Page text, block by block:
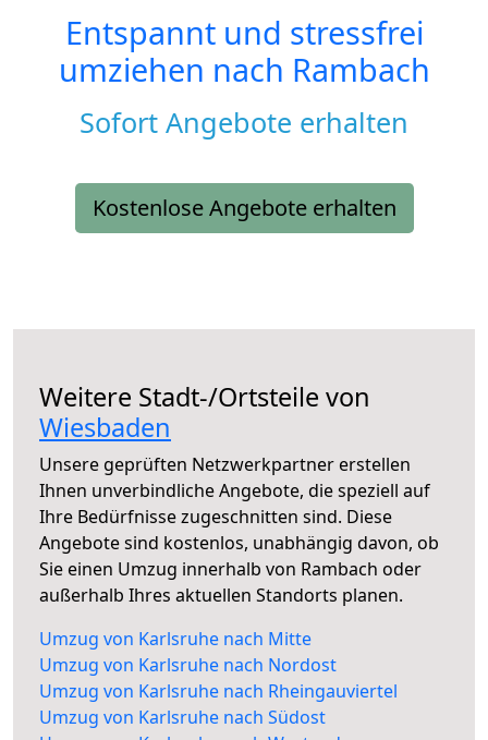
Entspannt und stressfrei
umziehen nach Rambach
Sofort Angebote erhalten
Kostenlose Angebote erhalten
Weitere Stadt-/Ortsteile von
Wiesbaden
Unsere geprüften Netzwerkpartner erstellen
Ihnen unverbindliche Angebote, die speziell auf
Ihre Bedürfnisse zugeschnitten sind. Diese
Angebote sind kostenlos, unabhängig davon, ob
Sie einen Umzug innerhalb von Rambach oder
außerhalb Ihres aktuellen Standorts planen.
Umzug von Karlsruhe nach Mitte
Umzug von Karlsruhe nach Nordost
Umzug von Karlsruhe nach Rheingauviertel
Umzug von Karlsruhe nach Südost